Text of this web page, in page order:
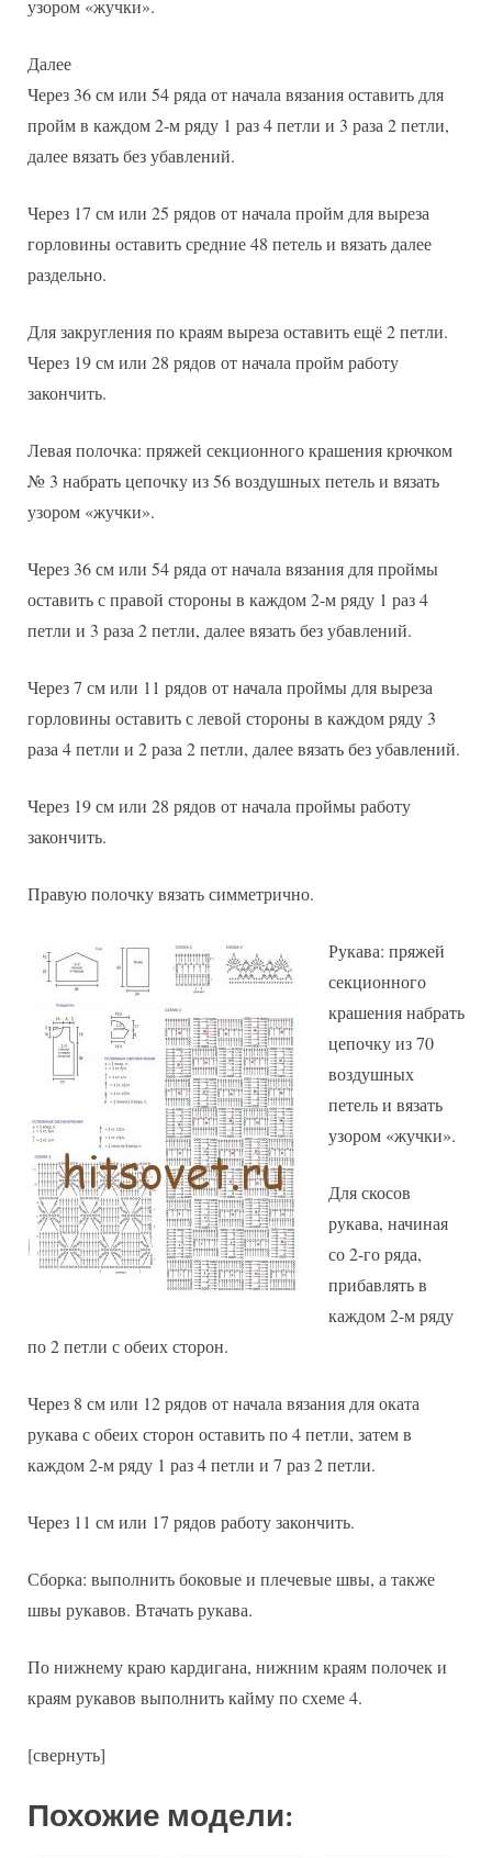
узором «жучки».
Далее
Через 36 см или 54 ряда от начала вязания оставить для
пройм в каждом 2-м ряду 1 раз 4 петли и 3 раза 2 петли,
далее вязать без убавлений.
Через 17 см или 25 рядов от начала пройм для выреза
горловины оставить средние 48 петель и вязать далее
раздельно.
Для закругления по краям выреза оставить ещё 2 петли.
Через 19 см или 28 рядов от начала пройм работу
закончить.
Левая полочка: пряжей секционного крашения крючком
№ 3 набрать цепочку из 56 воздушных петель и вязать
узором «жучки».
Через 36 см или 54 ряда от начала вязания для проймы
оставить с правой стороны в каждом 2-м ряду 1 раз 4
петли и 3 раза 2 петли, далее вязать без убавлений.
Через 7 см или 11 рядов от начала проймы для выреза
горловины оставить с левой стороны в каждом ряду 3
раза 4 петли и 2 раза 2 петли, далее вязать без убавлений.
Через 19 см или 28 рядов от начала проймы работу
закончить.
Правую полочку вязать симметрично.
Рукава: пряжей
секционного
крашения набрать
цепочку из 70
воздушных
петель и вязать
узором «жучки».
Для скосов
рукава, начиная
со 2-го ряда,
прибавлять в
каждом 2-м ряду
по 2 петли с обеих сторон.
Через 8 см или 12 рядов от начала вязания для оката
рукава с обеих сторон оставить по 4 петли, затем в
каждом 2-м ряду 1 раз 4 петли и 7 раз 2 петли.
Через 11 см или 17 рядов работу закончить.
Сборка: выполнить боковые и плечевые швы, а также
швы рукавов. Втачать рукава.
По нижнему краю кардигана, нижним краям полочек и
краям рукавов выполнить кайму по схеме 4.
[свернуть]
Похожие модели: